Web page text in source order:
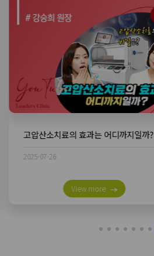
고압산소치료의 효과는 어디까지일까?
2025-07-26
View more